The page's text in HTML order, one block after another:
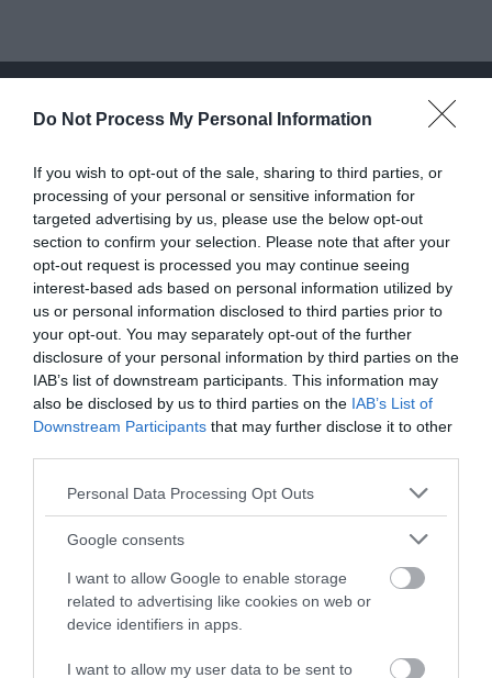
Do Not Process My Personal Information
If you wish to opt-out of the sale, sharing to third parties, or
processing of your personal or sensitive information for
targeted advertising by us, please use the below opt-out
section to confirm your selection. Please note that after your
opt-out request is processed you may continue seeing
interest-based ads based on personal information utilized by
us or personal information disclosed to third parties prior to
your opt-out. You may separately opt-out of the further
disclosure of your personal information by third parties on the
IAB’s list of downstream participants. This information may
also be disclosed by us to third parties on the IAB’s List of
Downstream Participants that may further disclose it to other
Please note that this website/app uses one or more Google
not limited to your visit or usage behaviour. You may click to
use your data for below specified purposes in below Google
consent section.
Personal Data Processing Opt Outs
Google consents
I want to allow Google to enable storage
related to advertising like cookies on web or
device identifiers in apps.
I want to allow my user data to be sent to
Jaké statistiky získáte z
programatické kampaně v
HbbTV
R2B2 standardizuje formáty a metriky pro všechny typy
obrazovek a proto i u HbbTV získáte stejné metriky, jaké
znáte z online kampaní. S programatickým nákupem je